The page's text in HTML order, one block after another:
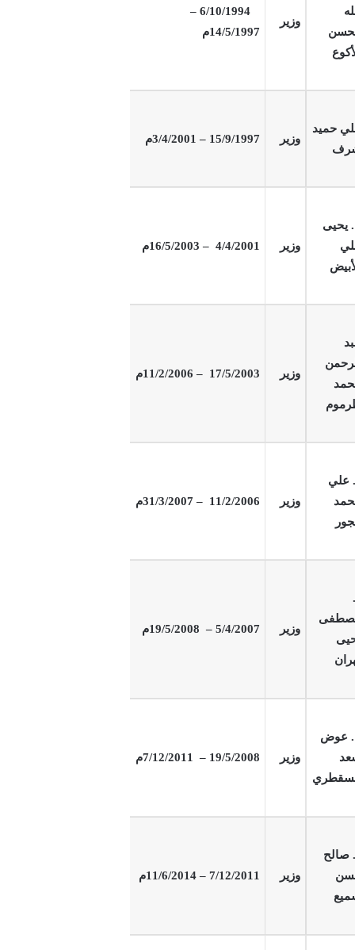
وزير
6/10/1994 –
14/5/1997م
حميد
وزير 15/9/1997 – 3/4/2001م
يحيى
وزير 4/4/2001 – 16/5/2003م
وزير 17/5/2003 – 11/2/2006م
علي
وزير 11/2/2006 – 31/3/2007م
وزير 5/4/2007 –
19/5/2008 م
عوض
وزير 19/5/2008 – 7/12/2011م
صالح
وزير 7/12/2011 – 11/6/2014م